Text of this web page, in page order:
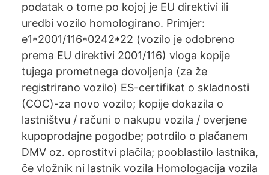
podatak o tome po kojoj je EU direktivi ili
uredbi vozilo homologirano. Primjer:
e1*2001/116*0242*22 (vozilo je odobreno
prema EU direktivi 2001/116) vloga kopije
tujega prometnega dovoljenja (za že
registrirano vozilo) ES-certifikat o skladnosti
(COC)-za novo vozilo; kopije dokazila o
lastništvu / računi o nakupu vozila / overjene
kupoprodajne pogodbe; potrdilo o plačanem
DMV oz. oprostitvi plačila; pooblastilo lastnika,
če vložnik ni lastnik vozila Homologacija vozila